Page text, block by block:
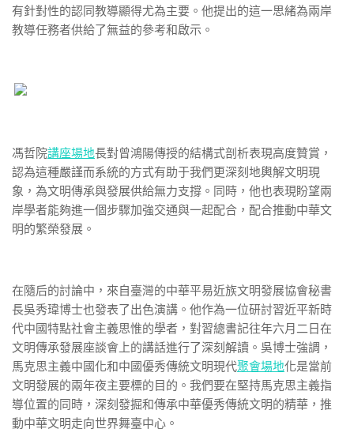
有針對性的認同教導顯得尤為主要。他提出的這一思緒為兩岸
教導任務者供給了無益的參考和啟示。
馮哲院講座場地長對曾鴻陽傳授的結構式剖析表現高度贊賞，
認為這種嚴謹而系統的方式有助于我們更深刻地輿解文明現
象，為文明傳承與發展供給無力支撐。同時，他也表現盼望兩
岸學者能夠進一個步驟加強交通與一起配合，配合推動中華文
明的繁榮發展。
在隨后的討論中，來自臺灣的中華平易近族文明發展協會秘書
長吳秀瑋博士也發表了出色演講。他作為一位研討習近平新時
代中國特點社會主義思惟的學者，對習總書記往年六月二日在
文明傳承發展座談會上的講話進行了深刻解讀。吳博士強調，
馬克思主義中國化和中國優秀傳統文明現代聚會場地化是當前
文明發展的兩年夜主要標的目的。我們要在堅持馬克思主義指
導位置的同時，深刻發掘和傳承中華優秀傳統文明的精華，推
動中華文明走向世界舞臺中心。